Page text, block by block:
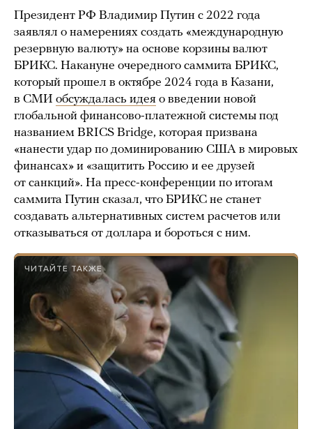
Президент РФ Владимир Путин с 2022 года
заявлял о намерениях создать «международную
резервную валюту» на основе корзины валют
БРИКС. Накануне очередного саммита БРИКС,
который прошел в октябре 2024 года в Казани,
в СМИ обсуждалась идея о введении новой
глобальной финансово-платежной системы под
названием BRICS Bridge, которая призвана
«нанести удар по доминированию США в мировых
финансах» и «защитить Россию и ее друзей
от санкций». На пресс-конференции по итогам
саммита Путин сказал, что БРИКС не станет
создавать альтернативных систем расчетов или
отказываться от доллара и бороться с ним.
ЧИТАЙТЕ ТАКЖЕ